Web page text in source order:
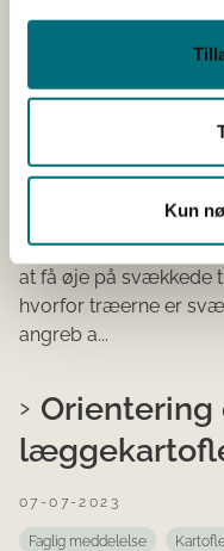
Kun
10-07-2023
Foråret har igen
at få øje på
hvorfor træerne er
angreb a...
Orientering
07-07-2023
Faglig meddelelse